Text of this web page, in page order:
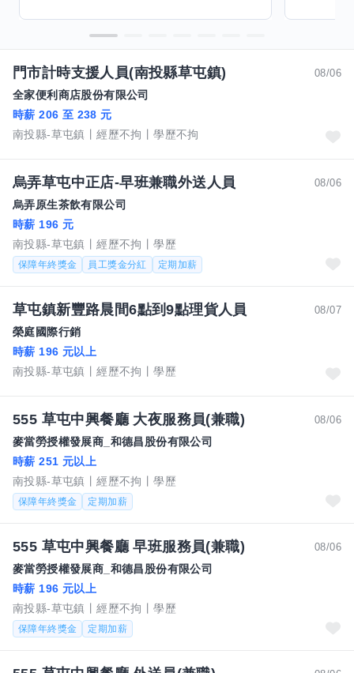
08/06
門市計時支援人員(南投縣草屯鎮)
全家便利商店股份有限公司
時薪 206 至 238 元
南投縣-草屯鎮
經歷不拘 學歷不拘
08/06
烏弄草屯中正店-早班兼職外送人員
烏弄原生茶飲有限公司
時薪 196 元
南投縣-草屯鎮
經歷不拘 學歷
保障年終獎金 員工獎金分紅 定期加薪
08/07
草屯鎮新豐路晨間6點到9點理貨人員
榮庭國際行銷
時薪 196 元以上
南投縣-草屯鎮
經歷不拘 學歷
08/06
555 草屯中興餐廳 大夜服務員(兼職)
麥當勞授權發展商_和德昌股份有限公司
時薪 251 元以上
南投縣-草屯鎮
經歷不拘 學歷
保障年終獎金 定期加薪
08/06
555 草屯中興餐廳 早班服務員(兼職)
麥當勞授權發展商_和德昌股份有限公司
時薪 196 元以上
南投縣-草屯鎮
經歷不拘 學歷
保障年終獎金 定期加薪